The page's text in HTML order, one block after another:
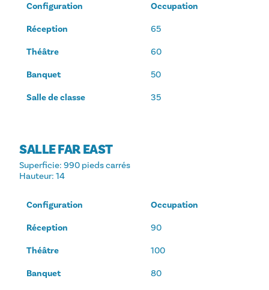
Configuration Occupation
Réception 65
Théâtre 60
Banquet 50
Salle de classe 35
SALLE FAR EAST
Superficie: 990 pieds carrés
Hauteur: 14
Configuration Occupation
Réception 90
Théâtre 100
Banquet 80